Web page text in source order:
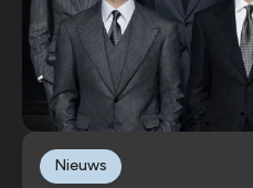
Nieuws